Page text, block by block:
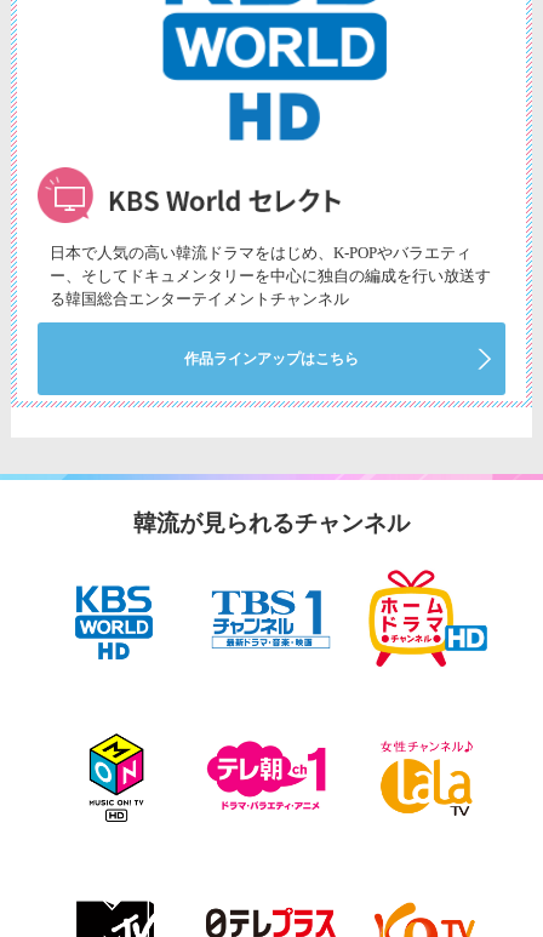
日本で人気の高い韓流ドラマをはじめ、K-POPやバラエティ
ー、そしてドキュメンタリーを中心に独自の編成を行い放送す
る韓国総合エンターテイメントチャンネル
作品ラインアップはこちら
韓流が見られるチャンネル